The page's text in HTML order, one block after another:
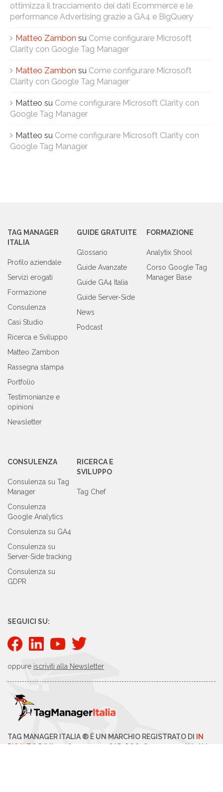
ottimizza il tracciamento dei dati Ecommerce e le
performance Advertising grazie a GA4 e BigQuery
Matteo Zambon su Come configurare Microsoft
Clarity con Google Tag Manager
Matteo Zambon su Come configurare Microsoft
Clarity con Google Tag Manager
Matteo su Come configurare Microsoft Clarity con
Google Tag Manager
Matteo su Come configurare Microsoft Clarity con
Google Tag Manager
TAG MANAGER
ITALIA
Profilo aziendale
Servizi erogati
Formazione
Consulenza
Casi Studio
Ricerca e Sviluppo
Matteo Zambon
Rassegna stampa
Portfolio
Testimonianze e
opinioni
Newsletter
GUIDE GRATUITE
Glossario
Guide Avanzate
Guide GA4 Italia
Guide Server-Side
News
Podcast
FORMAZIONE
Analytix Shool
Corso Google Tag
Manager Base
CONSULENZA
Consulenza su Tag
Manager
Consulenza
Google Analytics
Consulenza su GA4
Consulenza su
Server-Side tracking
Consulenza su
GDPR
RICERCA E
SVILUPPO
Tag Chef
SEGUICI SU:
oppure iscriviti alla Newsletter
TAG MANAGER ITALIA ® È UN MARCHIO REGISTRATO DI
IN
RISALTO P.IVA 03769390240 - CAP. SOC. € 40.000,00 I.V- ALL